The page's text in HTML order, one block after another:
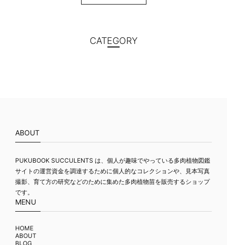
CATEGORY
ABOUT
PUKUBOOK SUCCULENTS は、個人が趣味でやっている多肉植物図鑑
サイトの運営資金を調達するために個人的なコレクションや、見本写真
撮影、育て方の研究などのために集めた多肉植物苗を販売するショップ
です。
MENU
HOME
ABOUT
BLOG